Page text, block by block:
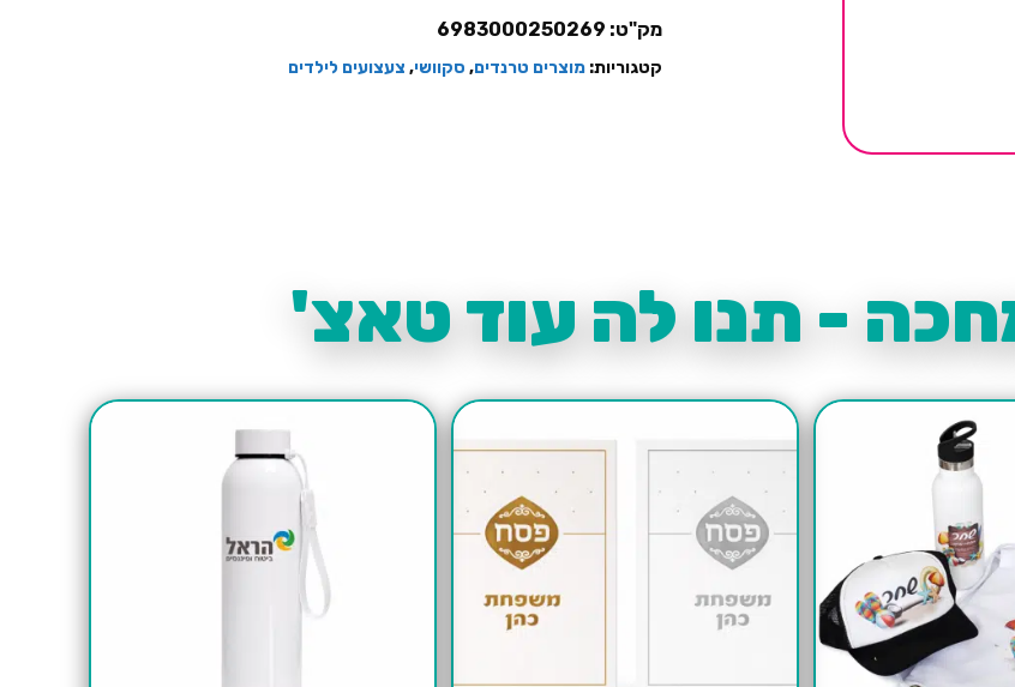
מק"ט: 6983000250269
קטגוריות: מוצרים טרנדים, סקוושי, צעצועים לילדים
- תנו לה עוד טאצ'